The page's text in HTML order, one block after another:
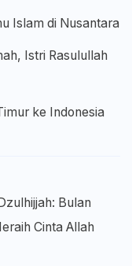
Islam di Nusantara
Istri Rasulullah
ke Indonesia
Dzulhijjah: Bulan
Cinta Allah